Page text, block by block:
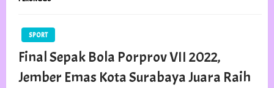
SPORT
Final Sepak Bola Porprov VII 2022,
Jember Emas Kota Surabaya Juara Raih